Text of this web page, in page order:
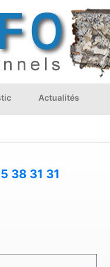
Actualités
38 31 31